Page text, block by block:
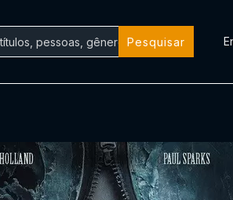
Pesquisar